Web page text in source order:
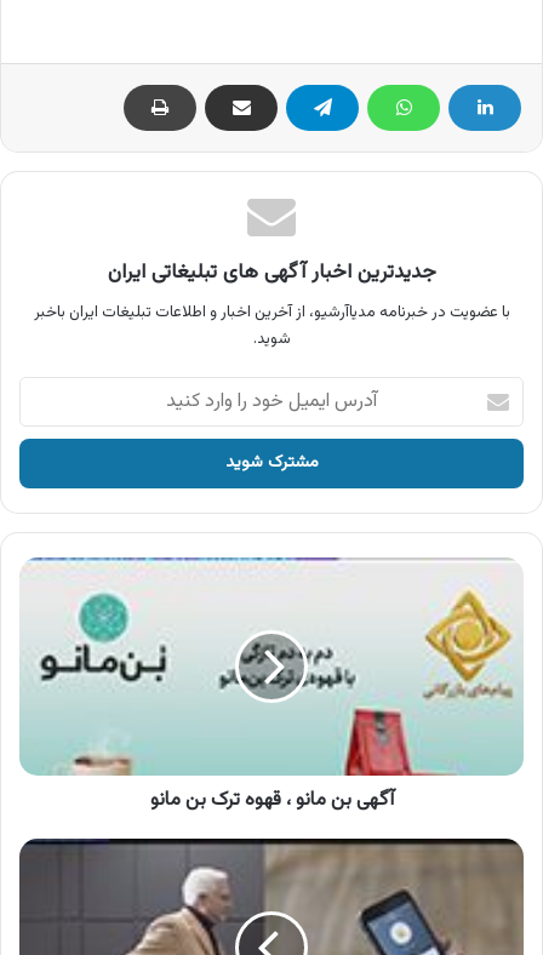
جدیدترین اخبار آگهی های تبلیغاتی ایران
با عضویت در خبرنامه مدیاآرشیو، از آخرین اخبار و اطلاعات تبلیغات ایران باخبر
شوید.
آدرس
ایمیل
خود
وارد
کنید
آگهی
مانو
قهوه
ترک
آگهی بن مانو ، قهوه ترک بن مانو
آگهی